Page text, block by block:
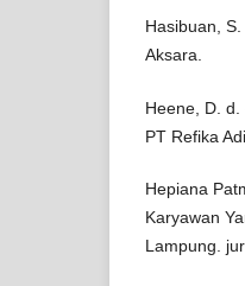
Hasibuan,
Aksara.
Heene, D.
PT Refika
Hepiana
Karyawan
Lampung.